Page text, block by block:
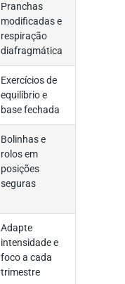
Pranchas
modificadas e
respiração
diafragmática
Exercícios de
equilíbrio e
base fechada
Bolinhas e
rolos em
posições
seguras
Adapte
intensidade e
foco a cada
trimestre